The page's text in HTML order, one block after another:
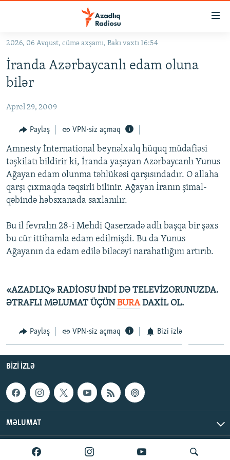
Əsas
qayıt
Əsas
qayıt
#ƏSLINDƏ
FƏRQƏ BAX
QANUNI DOĞRU
ARAŞDIRMA
MULTIMEDIA
VIDEO
FOTOQALEREYA
İNFOQRAFIKA
KARIKATURA
RADIO ARXIV
OXU ZALI
AZƏRBAYCAN ƏDƏBIYYATI KITABXANASI
İSLAM VƏ DEMOKRATIYA
HAQQIMIZDA
MISSIYAMIZ
PEŞƏ ETIKASI VƏ JURNALISTIKA STANDARTLARIMIZ
AZADLIQRADIOSU MOBIL TELEFONUNUZDA
XƏBƏR BÜLLETENLƏRIMIZ
BIZI IZLƏ
RFE/RL-in bütün saytları
2026, 06 Avqust, cümə axşamı, Bakı vaxtı 16:54
İranda Azərbaycanlı edam oluna
bilər
Aprel 29, 2009
Paylaş VPN-siz açmaq
Amnesty İnternational beynəlxalq hüquq müdafiəsi
təşkilatı bildirir ki, İranda yaşayan Azərbaycanlı Yunus
Ağayan edam olunma təhlükəsi qarşısındadır. O allaha
qarşı çıxmaqda təqsirli bilinir. Ağayan İranın şimal-
qəbində həbsxanada saxlanılır.
Bu il fevralın 28-i Mehdi Qaserzadə adlı başqa bir şəxs
bu cür ittihamla edam edilmişdi. Bu da Yunus
Ağayanın da edam edilə biləcəyi narahatlığını artırıb.
«AZADLIQ» RADİOSU İNDİ DƏ TELEVİZORUNUZDA.
ƏTRAFLI MƏLUMAT ÜÇÜNBURADAXİL OL.
Paylaş VPN-siz açmaq Bizi izlə
BIZI IZLƏ
MƏLUMAT
AzadlıqRadiosu © 2026 Inc. | Bütün hüquqlar qorunur